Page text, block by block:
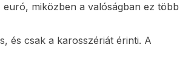
miközben a valóságban ez több
és csak a karosszériát érinti. A